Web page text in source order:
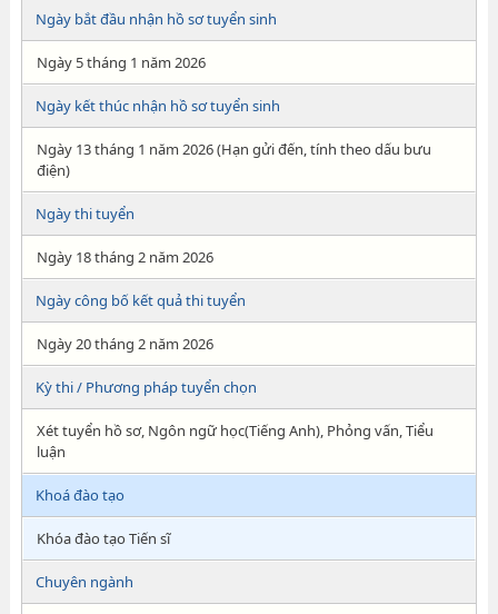
Ngày bắt đầu nhận hồ sơ tuyển sinh
Ngày 5 tháng 1 năm 2026
Ngày kết thúc nhận hồ sơ tuyển sinh
Ngày 13 tháng 1 năm 2026 (Hạn gửi đến, tính theo dấu bưu
điện)
Ngày thi tuyển
Ngày 18 tháng 2 năm 2026
Ngày công bố kết quả thi tuyển
Ngày 20 tháng 2 năm 2026
Kỳ thi / Phương pháp tuyển chọn
Xét tuyển hồ sơ, Ngôn ngữ học(Tiếng Anh), Phỏng vấn, Tiểu
luận
Khoá đào tạo
Khóa đào tạo Tiến sĩ
Chuyên ngành